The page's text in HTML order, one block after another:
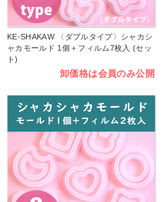
KE-SHAKAW 〈ダブルタイプ〉シャカシ
ャカモールド 1個＋フィルム7枚入 (セッ
ト)
卸価格は会員のみ公開